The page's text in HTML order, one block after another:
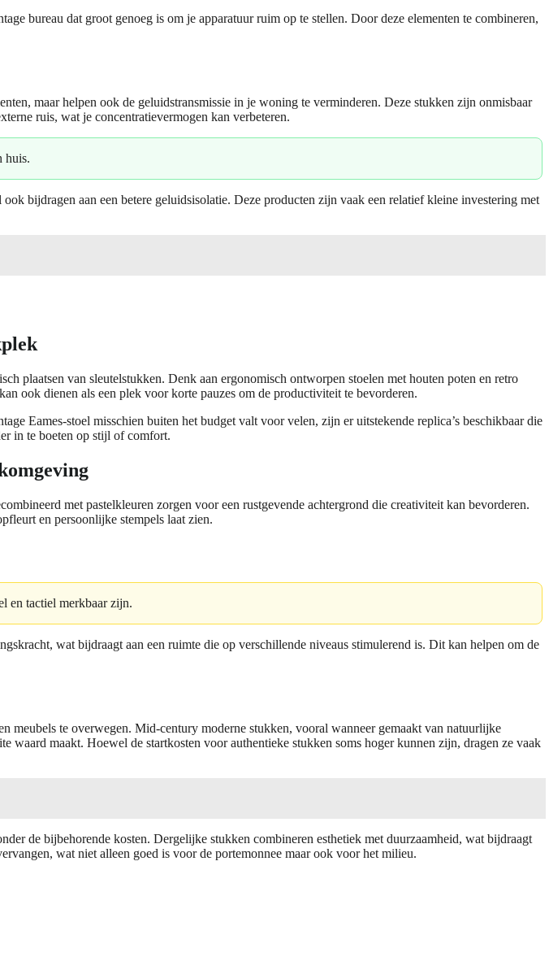
bureau dat groot genoeg is om je apparatuur ruim op te stellen. Door deze elementen te combineren,
maar helpen ook de geluidstransmissie in je woning te verminderen. Deze stukken zijn onmisbaar
ruis, wat je concentratievermogen kan verbeteren.
huis.
bijdragen aan een betere geluidsisolatie. Deze producten zijn vaak een relatief kleine investering met
plaatsen van sleutelstukken. Denk aan ergonomisch ontworpen stoelen met houten poten en retro
kan ook dienen als een plek voor korte pauzes om de productiviteit te bevorderen.
Eames-stoel misschien buiten het budget valt voor velen, zijn er uitstekende replica’s beschikbaar die
in te boeten op stijl of comfort.
met pastelkleuren zorgen voor een rustgevende achtergrond die creativiteit kan bevorderen.
en persoonlijke stempels laat zien.
en tactiel merkbaar zijn.
wat bijdraagt aan een ruimte die op verschillende niveaus stimulerend is. Dit kan helpen om de
te overwegen. Mid-century moderne stukken, vooral wanneer gemaakt van natuurlijke
waard maakt. Hoewel de startkosten voor authentieke stukken soms hoger kunnen zijn, dragen ze vaak
de bijbehorende kosten. Dergelijke stukken combineren esthetiek met duurzaamheid, wat bijdraagt
wat niet alleen goed is voor de portemonnee maar ook voor het milieu.